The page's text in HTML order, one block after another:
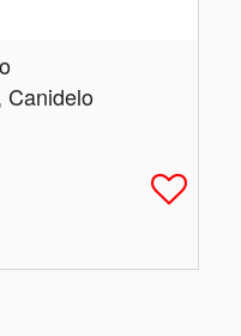
Canidelo